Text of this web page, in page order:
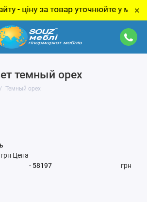
уточнюйте у менеджера! ×
темный орех
Темный орех
грн Цена
-
грн